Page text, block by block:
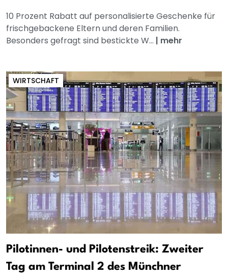
10 Prozent Rabatt auf personalisierte Geschenke für
frischgebackene Eltern und deren Familien.
Besonders gefragt sind bestickte W... | mehr
WIRTSCHAFT
Pilotinnen- und Pilotenstreik: Zweiter
Tag am Terminal 2 des Münchner